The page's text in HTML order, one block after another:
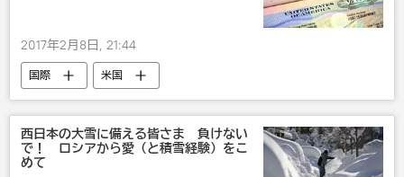
2017年2月8日, 21:44
国際 米国
西日本の大雪に備える皆さま 負けない
で！ ロシアから愛（と積雪経験）をこ
めて